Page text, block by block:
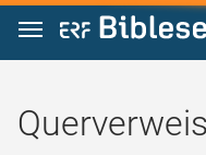
Zum Inhalt springen